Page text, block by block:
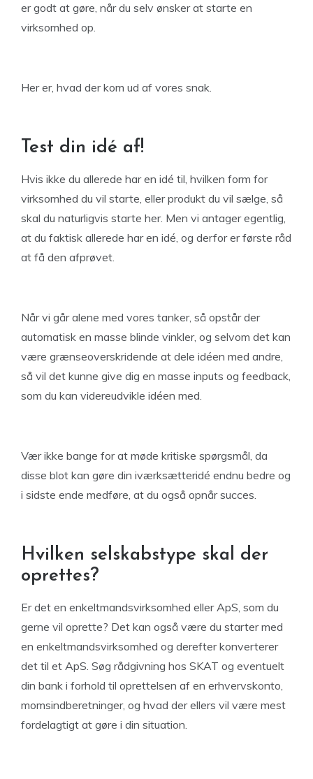
er godt at gøre, når du selv ønsker at starte en
virksomhed op.
Her er, hvad der kom ud af vores snak.
Test din idé af!
Hvis ikke du allerede har en idé til, hvilken form for
virksomhed du vil starte, eller produkt du vil sælge, så
skal du naturligvis starte her. Men vi antager egentlig,
at du faktisk allerede har en idé, og derfor er første råd
at få den afprøvet.
Når vi går alene med vores tanker, så opstår der
automatisk en masse blinde vinkler, og selvom det kan
være grænseoverskridende at dele idéen med andre,
så vil det kunne give dig en masse inputs og feedback,
som du kan videreudvikle idéen med.
Vær ikke bange for at møde kritiske spørgsmål, da
disse blot kan gøre din iværksætteridé endnu bedre og
i sidste ende medføre, at du også opnår succes.
Hvilken selskabstype skal der
oprettes?
Er det en enkeltmandsvirksomhed eller ApS, som du
gerne vil oprette? Det kan også være du starter med
en enkeltmandsvirksomhed og derefter konverterer
det til et ApS. Søg rådgivning hos SKAT og eventuelt
din bank i forhold til oprettelsen af en erhvervskonto,
momsindberetninger, og hvad der ellers vil være mest
fordelagtigt at gøre i din situation.